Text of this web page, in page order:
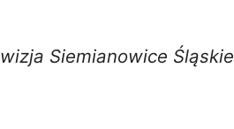
Siemianowice Śląskie